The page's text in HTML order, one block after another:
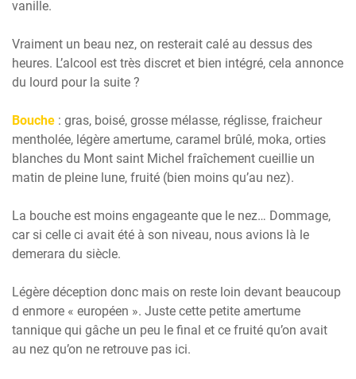
vanille.
Vraiment un beau nez, on resterait calé au dessus des
heures. L’alcool est très discret et bien intégré, cela annonce
du lourd pour la suite ?
Bouche : gras, boisé, grosse mélasse, réglisse, fraicheur
mentholée, légère amertume, caramel brûlé, moka, orties
blanches du Mont saint Michel fraîchement cueillie un
matin de pleine lune, fruité (bien moins qu’au nez).
La bouche est moins engageante que le nez… Dommage,
car si celle ci avait été à son niveau, nous avions là le
demerara du siècle.
Légère déception donc mais on reste loin devant beaucoup
d enmore « européen ». Juste cette petite amertume
tannique qui gâche un peu le final et ce fruité qu’on avait
au nez qu’on ne retrouve pas ici.